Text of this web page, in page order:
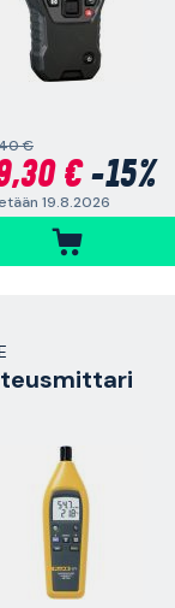
€
€-15%
19.8.2026